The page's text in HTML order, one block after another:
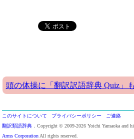
頭の体操に「翻訳訳語辞典 Quiz」
このサイトについて プライバシーポリシー
ご連絡
翻訳類語辞典 ．Copyright © 2009-2026 Yoichi Yamaoka and
Arms Corporation All rights reserved.